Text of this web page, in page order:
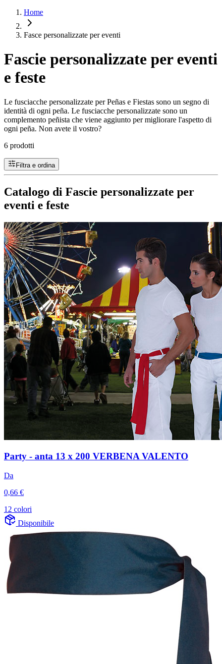
Home
Fasce personalizzate per eventi
Fascie personalizzate per eventi
e feste
Le fusciacche personalizzate per Peñas e Fiestas sono un segno di
identità di ogni peña. Le fusciacche personalizzate sono un
complemento peñista che viene aggiunto per migliorare l'aspetto di
ogni peña. Non avete il vostro?
6 prodotti
Filtra e ordina
Catalogo di Fascie personalizzate per
eventi e feste
Party - anta 13 x 200 VERBENA VALENTO
Da
0,66 €
12 colori
Disponibile